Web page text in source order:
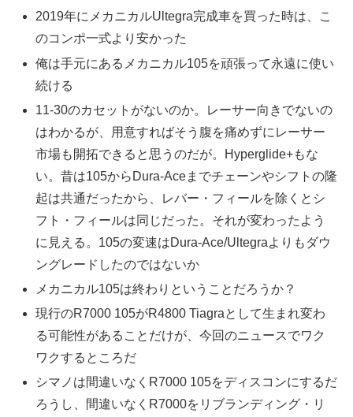
2019年にメカニカルUltegra完成車を買った時は、こ
のコンポ一式より安かった
俺は手元にあるメカニカル105を頑張って永遠に使い
続ける
11-30のカセットがないのか。レーサー向きでないの
はわかるが、用意すればそう腹を痛めずにレーサー
市場も開拓できると思うのだが。Hyperglide+もな
い。昔は105からDura-Aceまでチェーンやシフトの隆
起は共通だったから、レバー・フィールを除くとシ
フト・フィールは同じだった。それが変わったよう
に見える。105の変速はDura-Ace/Ultegraよりもダウ
ングレードしたのではないか
メカニカル105は終わりということだろうか？
現行のR7000 105がR4800 Tiagraとして生まれ変わ
る可能性があることだけが、今回のニュースでワク
ワクするところだ
シマノは間違いなくR7000 105をディスコンにするだ
ろうし、間違いなくR7000をリブランディング・リ